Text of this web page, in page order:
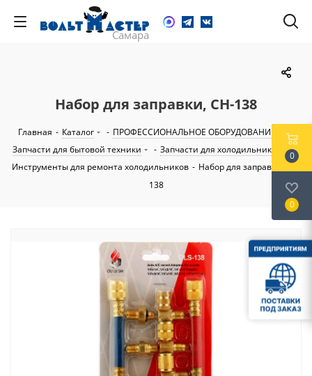
Набор для заправки, CH-138
Главная - Каталог - ПРОФЕССИОНАЛЬНОЕ ОБОРУДОВАНИЕ
-
Запчасти для бытовой техники
- Запчасти для холодильников
-
Инструменты для ремонта холодильников - Набор для заправки, CH-
138
0
0